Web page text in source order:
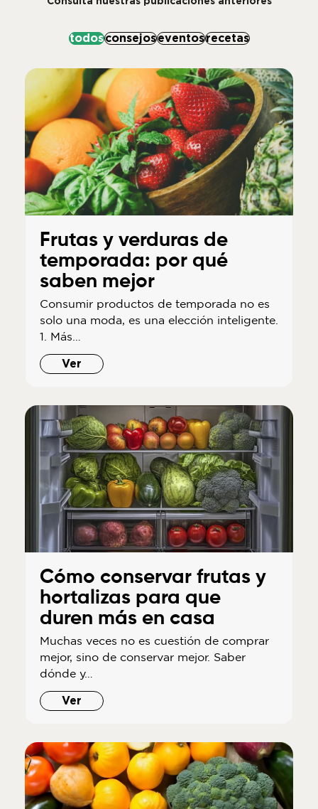
todosconsejoseventosrecetas
Frutas y verduras de
temporada: por qué
saben mejor
Consumir productos de temporada no es
solo una moda, es una elección inteligente.
1. Más…
Ver
Cómo conservar frutas y
hortalizas para que
duren más en casa
Muchas veces no es cuestión de comprar
mejor, sino de conservar mejor. Saber
dónde y…
Ver